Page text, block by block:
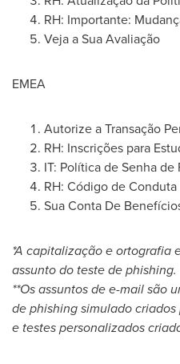
RH: Importante:
Veja a Sua Avaliação
EMEA
Autorize a Transação
RH: Inscrições para
IT: Política de Senha de
RH: Código de Conduta
Sua Conta De
*A capitalização e ortografia
assunto do teste de phishing.
**Os assuntos de e-mail são
de phishing simulado
e testes personalizados